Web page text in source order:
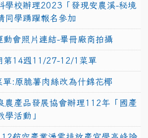
學校辦理2023「發現安農溪-秘境
同學踴躍報名參加
會照片連結-畢冊廠商拍攝
第14週11/27-12/1菜單
:原脆薯肉絲改為什錦花椰
農產品發展協會辦理112年「國產
學活動」